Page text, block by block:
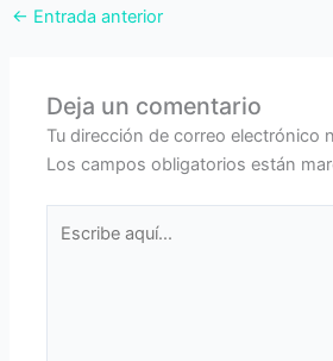
← Entrada anterior
Deja un comentario
Tu dirección de correo electrónico
Los campos obligatorios están
aquí...